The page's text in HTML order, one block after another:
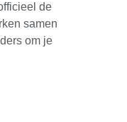
de
samen
om je